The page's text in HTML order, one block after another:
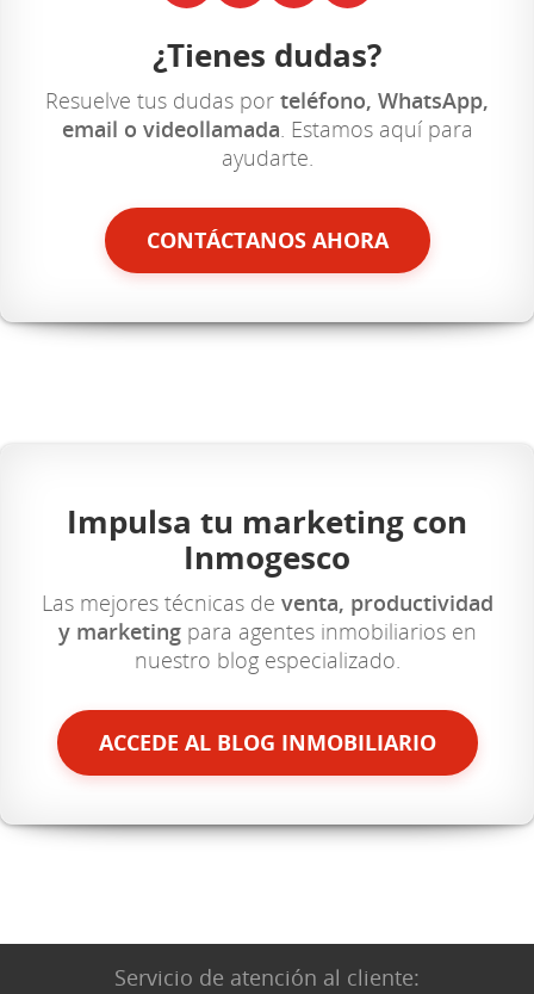
¿Tienes dudas?
Resuelve tus dudas por teléfono, WhatsApp,
email o videollamada. Estamos aquí para
ayudarte.
CONTÁCTANOS AHORA
Impulsa tu marketing con
Inmogesco
Las mejores técnicas de venta, productividad
y marketingpara agentes inmobiliarios en
nuestro blog especializado.
ACCEDE AL BLOG INMOBILIARIO
Servicio de atención al cliente: